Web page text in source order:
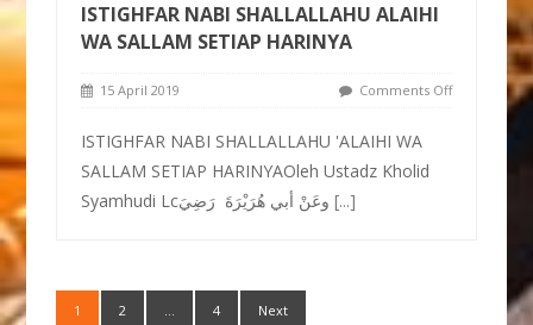
ISTIGHFAR NABI SHALLALLAHU ALAIHI
WA SALLAM SETIAP HARINYA
15 April 2019 Comments Off
ISTIGHFAR NABI SHALLALLAHU 'ALAIHI WA
SALLAM SETIAP HARINYAOleh Ustadz Kholid
Syamhudi Lcوعَنْ أبي هُرَيْرَةَ رَضِيَ[...]
1 2 … 4 Next